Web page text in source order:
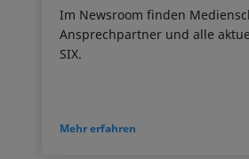
Im Newsroom finden
Ansprechpartner und alle
SIX.
Mehr erfahren